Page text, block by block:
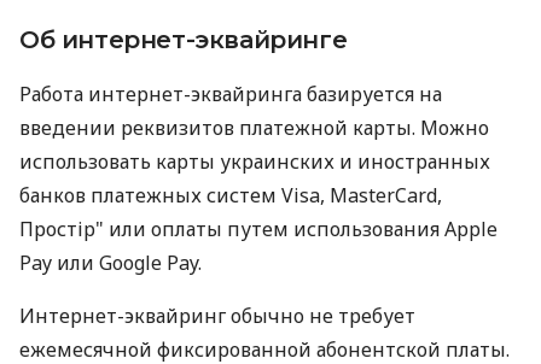
Об интернет-эквайринге
Работа интернет-эквайринга базируется на
введении реквизитов платежной карты. Можно
использовать карты украинских и иностранных
банков платежных систем Visa, MasterCard,
Простір" или оплаты путем использования Apple
Pay или Google Pay.
Интернет-эквайринг обычно не требует
ежемесячной фиксированной абонентской платы.